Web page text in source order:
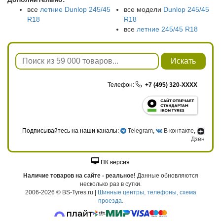
все летние Dunlop 245/45
R18
все модели Dunlop 245/45
R18
все летние 245/45 R18
Искать
Телефон: +7 (495) 320-XXXX
Подписывайтесь на наши каналы: Telegram, В контакте,
Дзен
ПК версия
Наличие товаров на сайте - реальное! Данные обновляются
несколько раз в сутки.
2006-2026 © BS-Tyres.ru |
Шинные центры, телефоны, схема
проезда.